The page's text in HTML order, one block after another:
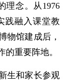
理念。从1976
践融入课堂教
物馆建成后，
重要阵地。
生和家长参观